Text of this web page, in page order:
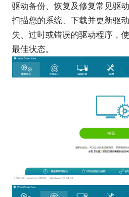
驱动备份、恢复及修复常见驱
扫描您的系统、下载并更新驱
失、过时或错误的驱动程序，
最佳状态。